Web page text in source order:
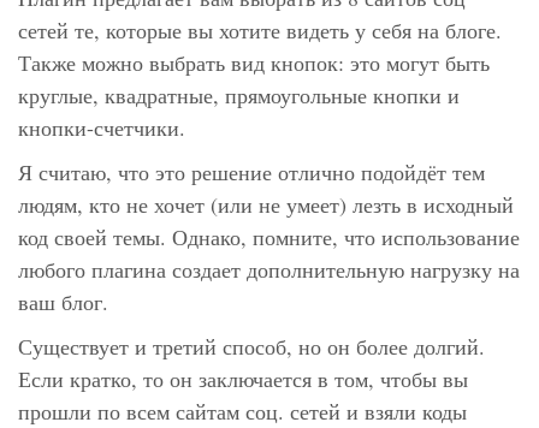
сетей те, которые вы хотите видеть у себя на блоге.
Также можно выбрать вид кнопок: это могут быть
круглые, квадратные, прямоугольные кнопки и
кнопки-счетчики.
Я считаю, что это решение отлично подойдёт тем
людям, кто не хочет (или не умеет) лезть в исходный
код своей темы. Однако, помните, что использование
любого плагина создает дополнительную нагрузку на
ваш блог.
Существует и третий способ, но он более долгий.
Если кратко, то он заключается в том, чтобы вы
прошли по всем сайтам соц. сетей и взяли коды